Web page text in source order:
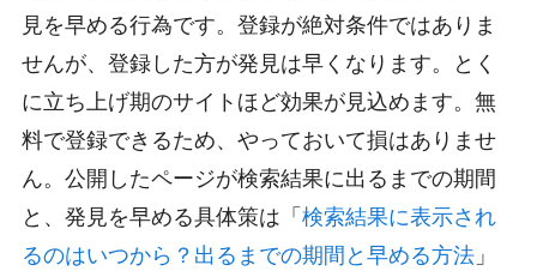
見を早める行為です。登録が絶対条件ではありま
せんが、登録した方が発見は早くなります。とく
に立ち上げ期のサイトほど効果が見込めます。無
料で登録できるため、やっておいて損はありませ
ん。公開したページが検索結果に出るまでの期間
と、発見を早める具体策は「 検索結果に表示され
るのはいつから？出るまでの期間と早める方法」